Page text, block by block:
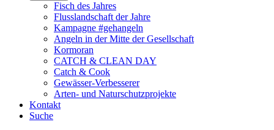
Fisch des Jahres
Flusslandschaft der Jahre
Kampagne #gehangeln
Angeln in der Mitte der Gesellschaft
Kormoran
CATCH & CLEAN DAY
Catch & Cook
Gewässer-Verbesserer
Arten- und Naturschutzprojekte
Kontakt
Suche